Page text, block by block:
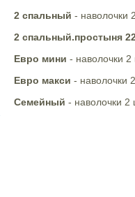
2 спальный - наволочки
2 спальный.простыня
Евро мини - наволочки
Евро макси - наволочки
Семейный - наволочки 2